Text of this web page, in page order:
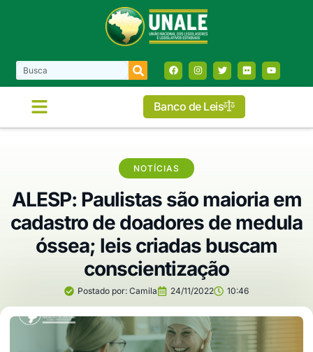
Banco de Leis
NOTÍCIAS
ALESP: Paulistas são maioria em
cadastro de doadores de medula
óssea; leis criadas buscam
conscientização
Postado por: Camila 24/11/2022 10:46